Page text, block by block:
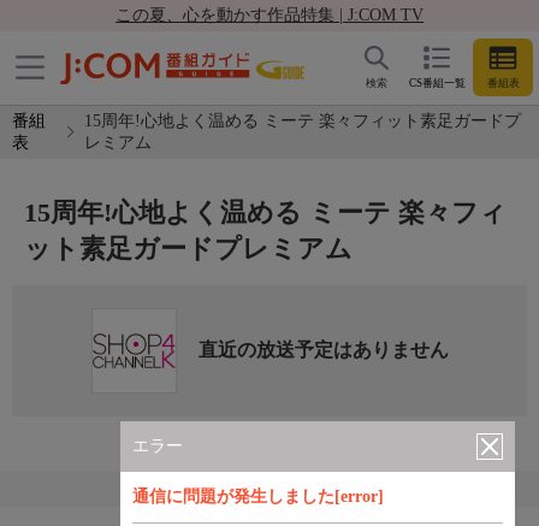
この夏、心を動かす作品特集 | J:COM TV
CS番組一覧 番組表
検索
番組
表
15周年!心地よく温める ミーテ 楽々フィット素足ガードプ
レミアム
エラー
通信に問題が発生しました[error]
15周年!心地よく温める ミーテ 楽々フィ
ット素足ガードプレミアム
直近の放送予定はありません